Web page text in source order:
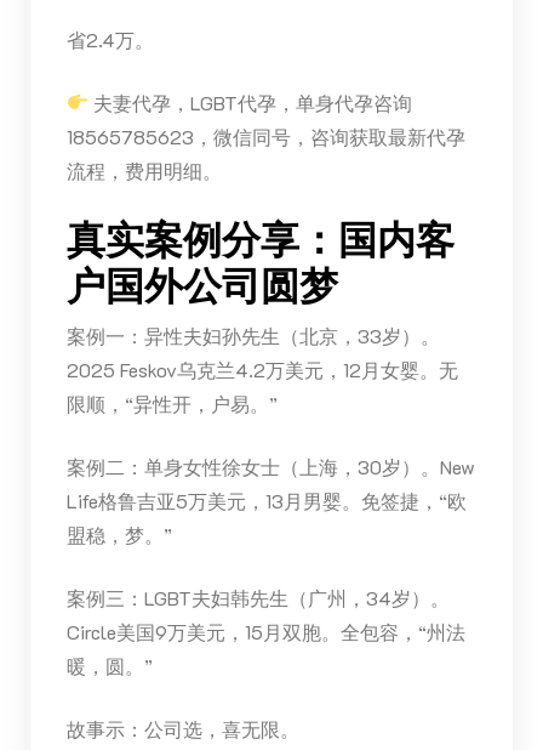
省2.4万。
夫妻代孕，LGBT代孕，单身代孕咨询
18565785623，微信同号，咨询获取最新代孕
流程，费用明细。
真实案例分享：国内客
户国外公司圆梦
案例一：异性夫妇孙先生（北京，33岁）。
2025 Feskov乌克兰4.2万美元，12月女婴。无
限顺，“异性开，户易。”
案例二：单身女性徐女士（上海，30岁）。New
Life格鲁吉亚5万美元，13月男婴。免签捷，“欧
盟稳，梦。”
案例三：LGBT夫妇韩先生（广州，34岁）。
Circle美国9万美元，15月双胞。全包容，“州法
暖，圆。”
故事示：公司选，喜无限。